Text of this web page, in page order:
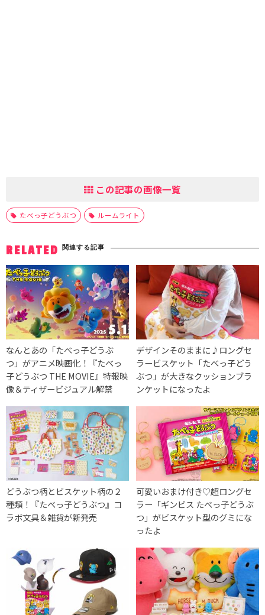
この記事の画像一覧
たべっ子どうぶつ ルームライト
RELATED 関連する記事
なんとあの「たべっ子どうぶ
つ」がアニメ映画化！『たべっ
子どうぶつ THE MOVIE』特報映
像＆ティザービジュアル解禁
デザインそのままに♪ロングセ
ラービスケット「たべっ子どう
ぶつ」が大きなクッションブラ
ンケットになったよ
どうぶつ柄とビスケット柄の２
種類！『たべっ子どうぶつ』コ
ラボ文具＆雑貨が新発売
可愛いおまけ付き♡超ロングセ
ラー「ギンビス たべっ子どうぶ
つ」がビスケット型のグミにな
ったよ